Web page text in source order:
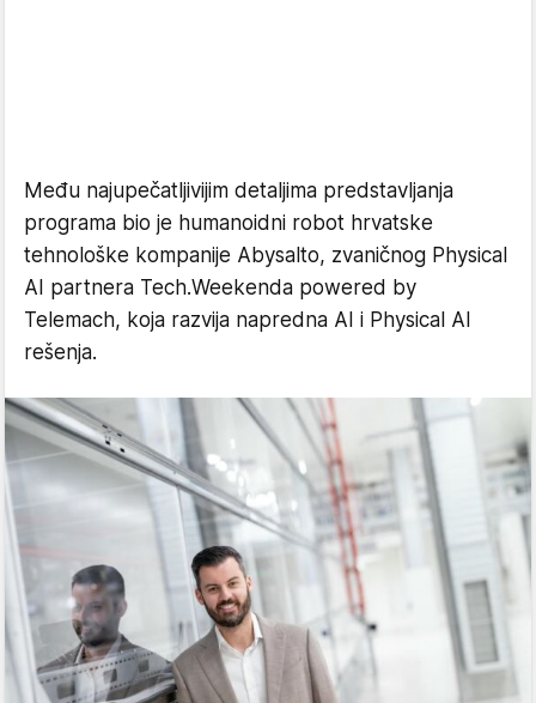
Među najupečatljivijim detaljima predstavljanja
programa bio je humanoidni robot hrvatske
tehnološke kompanije Abysalto, zvaničnog Physical
AI partnera Tech.Weekenda powered by
Telemach, koja razvija napredna AI i Physical AI
rešenja.